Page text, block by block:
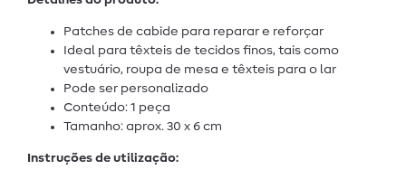
Patches de cabide para reparar e reforçar
Ideal para têxteis de tecidos finos, tais como
vestuário, roupa de mesa e têxteis para o lar
Pode ser personalizado
Conteúdo: 1 peça
Tamanho: aprox. 30 x 6 cm
Instruções de utilização: